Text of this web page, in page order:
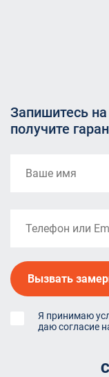
Запишитесь
получите
Вызвать
Я принимаю
даю согласие